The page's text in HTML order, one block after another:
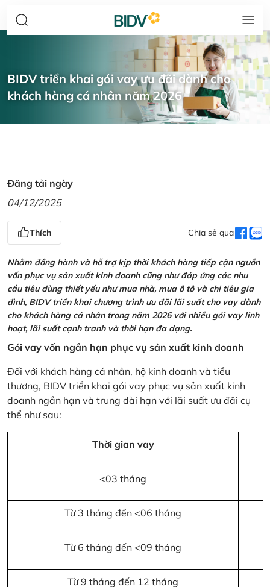
BIDV triển khai gói vay ưu đãi dành cho
khách hàng cá nhân năm 2026
Đăng tải ngày
04/12/2025
Thích Chia sẻ qua
Nhằm đồng hành và hỗ trợ kịp thời khách hàng tiếp cận nguồn
vốn phục vụ sản xuất kinh doanh cũng như đáp ứng các nhu
cầu tiêu dùng thiết yếu như mua nhà, mua ô tô và chi tiêu gia
đình, BIDV triển khai chương trình ưu đãi lãi suất cho vay dành
cho khách hàng cá nhân trong năm 2026 với nhiều gói vay linh
hoạt, lãi suất cạnh tranh và thời hạn đa dạng.
Gói vay vốn ngắn hạn phục vụ sản xuất kinh doanh
Đối với khách hàng cá nhân, hộ kinh doanh và tiểu
thương, BIDV triển khai gói vay phục vụ sản xuất kinh
doanh ngắn hạn và trung dài hạn với lãi suất ưu đãi cụ
thể như sau:
Thời gian vay
<03 tháng
Từ 3 tháng đến <06 tháng
Từ 6 tháng đến <09 tháng
Từ 9 tháng đến 12 tháng